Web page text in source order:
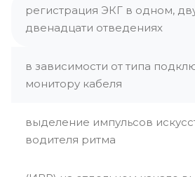
регистрация ЭКГ в одном,
двенадцати отведениях
в зависимости от типа
монитору кабеля
выделение импульсов
водителя ритма